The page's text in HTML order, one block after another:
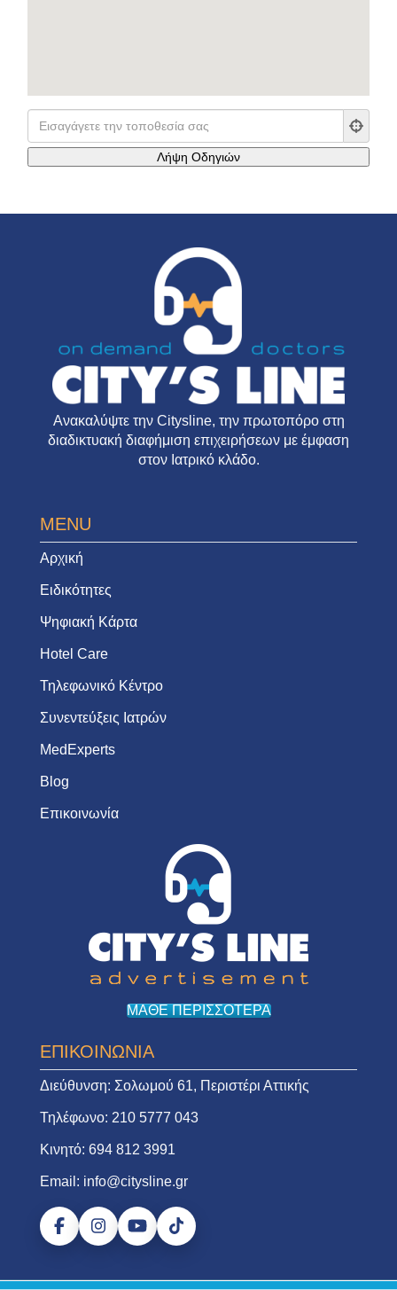
Ανακαλύψτε την Citysline, την πρωτοπόρο στη
διαδικτυακή διαφήμιση επιχειρήσεων με έμφαση
στον Ιατρικό κλάδο.
MENU
Αρχική
Ειδικότητες
Ψηφιακή Κάρτα
Hotel Care
Τηλεφωνικό Κέντρο
Συνεντεύξεις Ιατρών
MedExperts
Blog
Επικοινωνία
ΜΑΘΕ ΠΕΡΙΣΣΟΤΕΡΑ
ΕΠΙΚΟΙΝΩΝΙΑ
Διεύθυνση: Σολωμού 61, Περιστέρι Αττικής
Τηλέφωνο: 210 5777 043
Κινητό: 694 812 3991
Email: info@citysline.gr